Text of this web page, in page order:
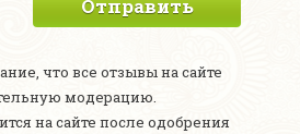
Отправить
что все отзывы на сайте
модерацию.
на сайте после одобрения